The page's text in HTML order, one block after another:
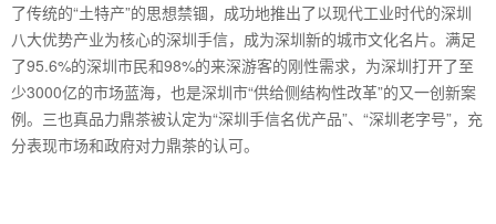
了传统的“土特产”的思想禁锢，成功地推出了以现代工业时代的深圳
八大优势产业为核心的深圳手信，成为深圳新的城市文化名片。满足
了95.6%的深圳市民和98%的来深游客的刚性需求，为深圳打开了至
少3000亿的市场蓝海，也是深圳市“供给侧结构性改革”的又一创新案
例。三也真品力鼎茶被认定为“深圳手信名优产品”、“深圳老字号”，充
分表现市场和政府对力鼎茶的认可。